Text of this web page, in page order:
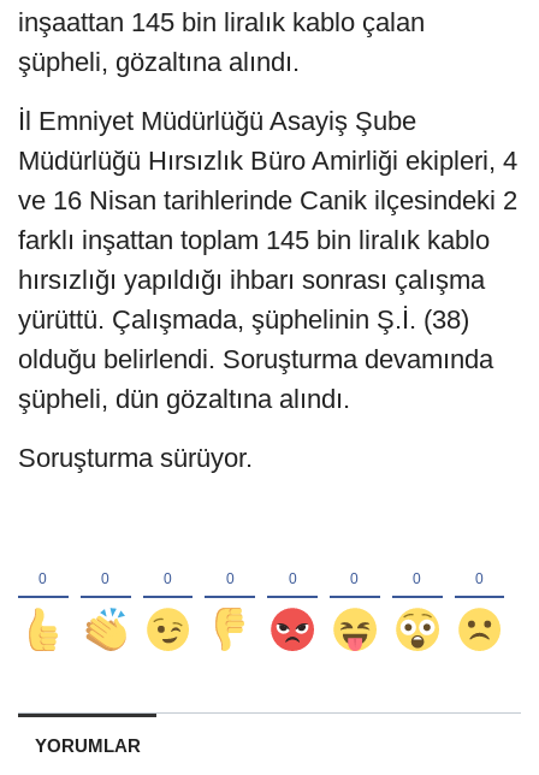
inşaattan 145 bin liralık kablo çalan
şüpheli, gözaltına alındı.
İl Emniyet Müdürlüğü Asayiş Şube
Müdürlüğü Hırsızlık Büro Amirliği ekipleri, 4
ve 16 Nisan tarihlerinde Canik ilçesindeki 2
farklı inşattan toplam 145 bin liralık kablo
hırsızlığı yapıldığı ihbarı sonrası çalışma
yürüttü. Çalışmada, şüphelinin Ş.İ. (38)
olduğu belirlendi. Soruşturma devamında
şüpheli, dün gözaltına alındı.
Soruşturma sürüyor.
YORUMLAR